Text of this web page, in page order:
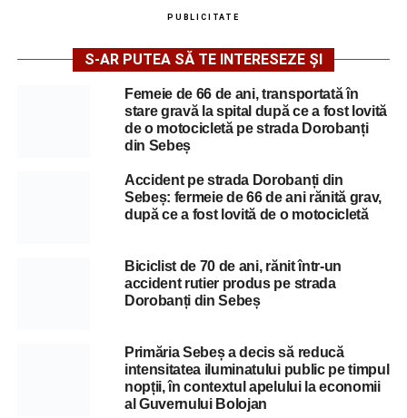
PUBLICITATE
S-AR PUTEA SĂ TE INTERESEZE ȘI
Femeie de 66 de ani, transportată în
stare gravă la spital după ce a fost lovită
de o motocicletă pe strada Dorobanți
din Sebeș
Accident pe strada Dorobanți din
Sebeș: fermeie de 66 de ani rănită grav,
după ce a fost lovită de o motocicletă
Biciclist de 70 de ani, rănit într-un
accident rutier produs pe strada
Dorobanți din Sebeș
Primăria Sebeș a decis să reducă
intensitatea iluminatului public pe timpul
nopții, în contextul apelului la economii
al Guvernului Bolojan